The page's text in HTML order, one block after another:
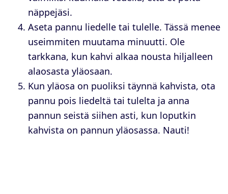
näppejäsi.
Aseta pannu liedelle tai tulelle. Tässä menee
useimmiten muutama minuutti. Ole
tarkkana, kun kahvi alkaa nousta hiljalleen
alaosasta yläosaan.
Kun yläosa on puoliksi täynnä kahvista, ota
pannu pois liedeltä tai tulelta ja anna
pannun seistä siihen asti, kun loputkin
kahvista on pannun yläosassa. Nauti!